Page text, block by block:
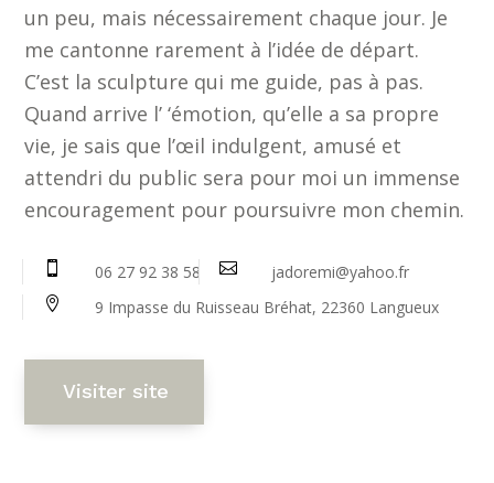
un peu, mais nécessairement chaque jour. Je
me cantonne rarement à l’idée de départ.
C’est la sculpture qui me guide, pas à pas.
Quand arrive l’ ‘émotion, qu’elle a sa propre
vie, je sais que l’œil indulgent, amusé et
attendri du public sera pour moi un immense
encouragement pour poursuivre mon chemin.
 06 27 92 38 58  jadoremi@yahoo.fr
 9 Impasse du Ruisseau Bréhat, 22360 Langueux
Visiter site